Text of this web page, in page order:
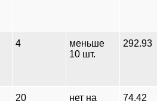
4
меньше
10 шт.
292.93
20
нет на
74.42